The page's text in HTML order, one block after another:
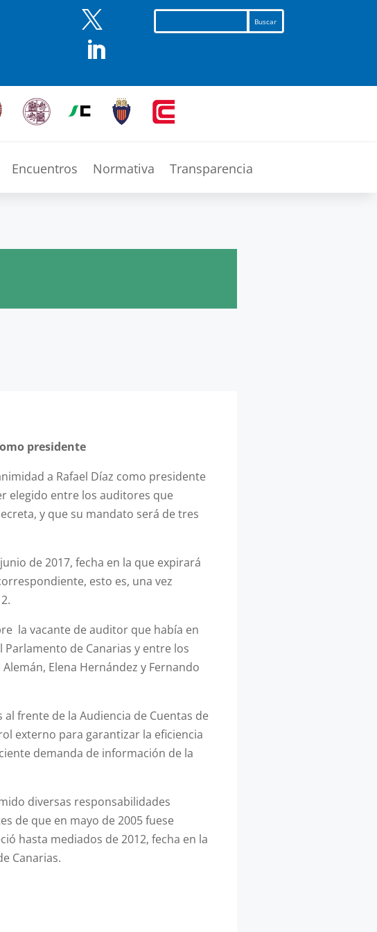


Encuentros Normativa Transparencia
presidente
a Rafael Díaz como presidente
elegido entre los auditores que
y que su mandato será de tres
de 2017, fecha en la que expirará
esto es, una vez
la vacante de auditor que había en
de Canarias y entre los
Elena Hernández y Fernando
frente de la Audiencia de Cuentas de
externo para garantizar la eficiencia
demanda de información de la
diversas responsabilidades
de que en mayo de 2005 fuese
hasta mediados de 2012, fecha en la
Canarias.